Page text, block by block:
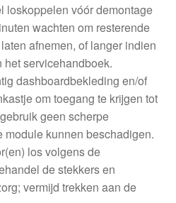
loskoppelen vóór demontage
wachten om resterende
afnemen, of langer indien
servicehandboek.
dashboardbekleding en/of
om toegang te krijgen tot
geen scherpe
module kunnen beschadigen.
los volgens de
de stekkers en
vermijd trekken aan de